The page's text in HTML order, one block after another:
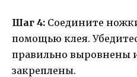
Шаг 4: Соедините
помощью клея.
правильно выровнены
закреплены.